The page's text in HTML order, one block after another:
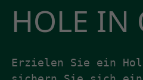
HOLE IN
Erzielen Sie ein